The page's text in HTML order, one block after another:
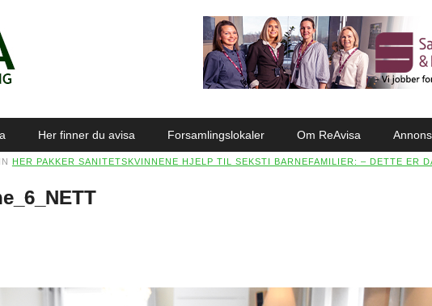
Her finner du avisa Forsamlingslokaler Om ReAvisa
IN HER PAKKER SANITETSKVINNENE HJELP TIL SEKSTI BARNEFAMILIER: – DETTE ER